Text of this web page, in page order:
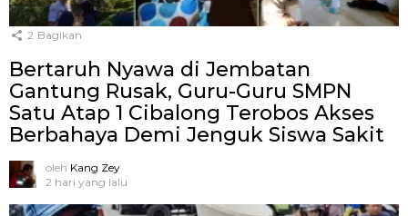
2 Bagikan
Bertaruh Nyawa di Jembatan
Gantung Rusak, Guru-Guru SMPN
Satu Atap 1 Cibalong Terobos Akses
Berbahaya Demi Jenguk Siswa Sakit
oleh Kang Zey
2 hari yang lalu